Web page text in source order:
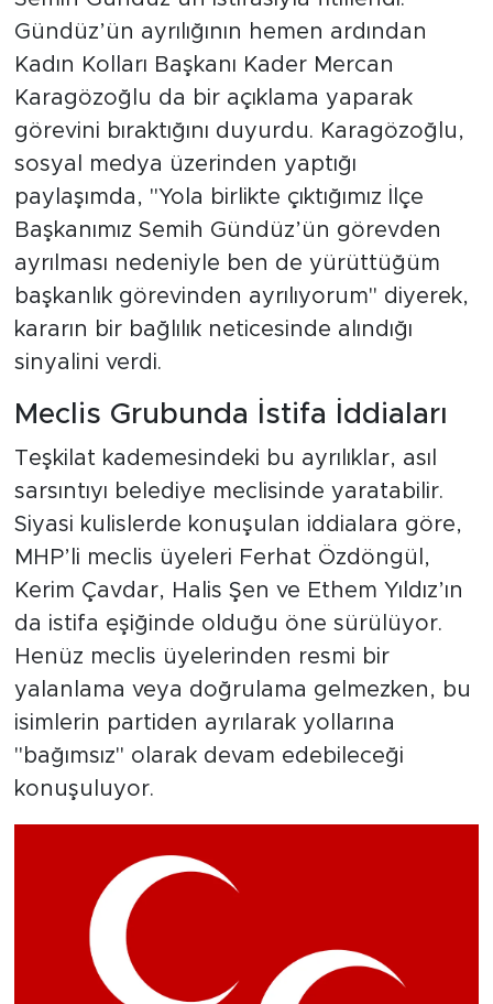
Gündüz’ün ayrılığının hemen ardından
Kadın Kolları Başkanı Kader Mercan
Karagözoğlu da bir açıklama yaparak
görevini bıraktığını duyurdu. Karagözoğlu,
sosyal medya üzerinden yaptığı
paylaşımda, "Yola birlikte çıktığımız İlçe
Başkanımız Semih Gündüz’ün görevden
ayrılması nedeniyle ben de yürüttüğüm
başkanlık görevinden ayrılıyorum" diyerek,
kararın bir bağlılık neticesinde alındığı
sinyalini verdi.
Meclis Grubunda İstifa İddiaları
Teşkilat kademesindeki bu ayrılıklar, asıl
sarsıntıyı belediye meclisinde yaratabilir.
Siyasi kulislerde konuşulan iddialara göre,
MHP’li meclis üyeleri Ferhat Özdöngül,
Kerim Çavdar, Halis Şen ve Ethem Yıldız’ın
da istifa eşiğinde olduğu öne sürülüyor.
Henüz meclis üyelerinden resmi bir
yalanlama veya doğrulama gelmezken, bu
isimlerin partiden ayrılarak yollarına
"bağımsız" olarak devam edebileceği
konuşuluyor.